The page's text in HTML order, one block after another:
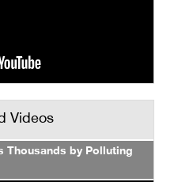
Videos
Thousands by Polluting